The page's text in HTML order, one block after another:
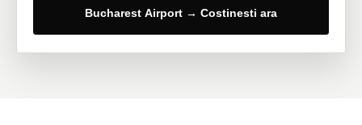
Bucharest Airport → Costinesti ara